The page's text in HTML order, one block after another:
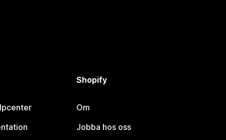
Shopify
Om
Jobba hos oss